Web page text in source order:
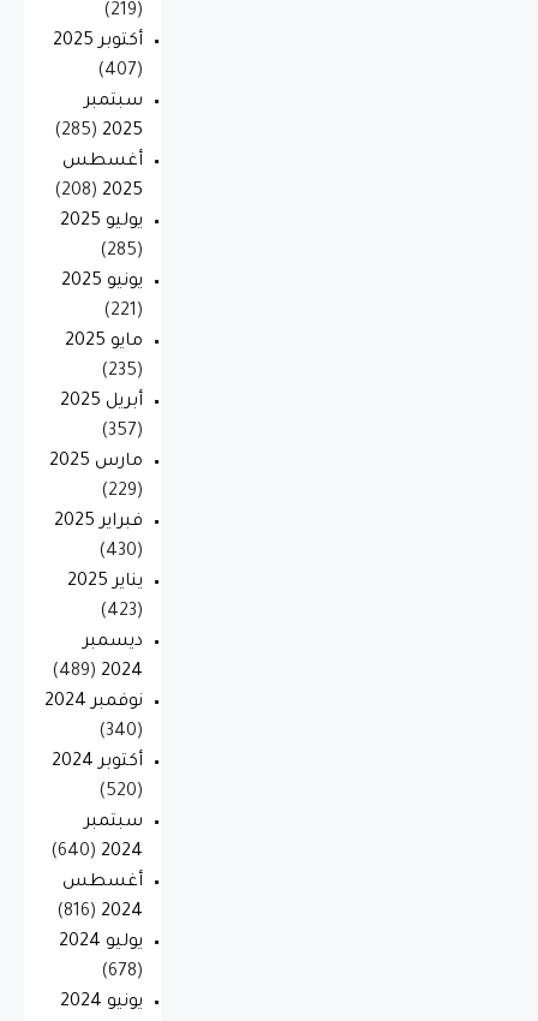
(219)
أكتوبر 2025
(407)
سبتمبر
2025
(285)
أغسطس
2025
(208)
يوليو 2025
(285)
يونيو 2025
(221)
مايو 2025
(235)
أبريل 2025
(357)
مارس 2025
(229)
فبراير 2025
(430)
يناير 2025
(423)
ديسمبر
2024
(489)
نوفمبر 2024
(340)
أكتوبر 2024
(520)
سبتمبر
2024
(640)
أغسطس
2024
(816)
يوليو 2024
(678)
يونيو 2024